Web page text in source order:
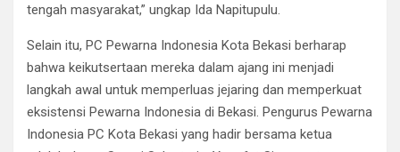
tengah masyarakat,” ungkap Ida Napitupulu.
Selain itu, PC Pewarna Indonesia Kota Bekasi berharap
bahwa keikutsertaan mereka dalam ajang ini menjadi
langkah awal untuk memperluas jejaring dan memperkuat
eksistensi Pewarna Indonesia di Bekasi. Pengurus Pewarna
Indonesia PC Kota Bekasi yang hadir bersama ketua